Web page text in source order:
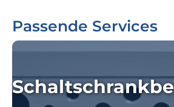
Passende Services